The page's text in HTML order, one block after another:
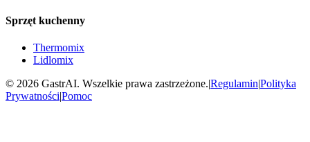
Sprzęt kuchenny
Thermomix
Lidlomix
© 2026 GastrAI. Wszelkie prawa zastrzeżone.|Regulamin|Polityka
Prywatności|Pomoc